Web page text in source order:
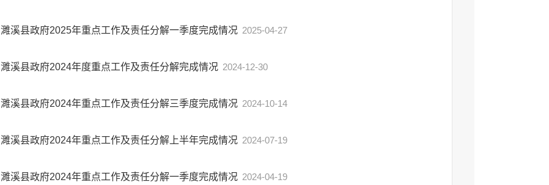
濉溪县政府2025年重点工作及责任分解一季度完成情况 2025-04-27
濉溪县政府2024年度重点工作及责任分解完成情况 2024-12-30
濉溪县政府2024年重点工作及责任分解三季度完成情况 2024-10-14
濉溪县政府2024年重点工作及责任分解上半年完成情况 2024-07-19
濉溪县政府2024年重点工作及责任分解一季度完成情况 2024-04-19